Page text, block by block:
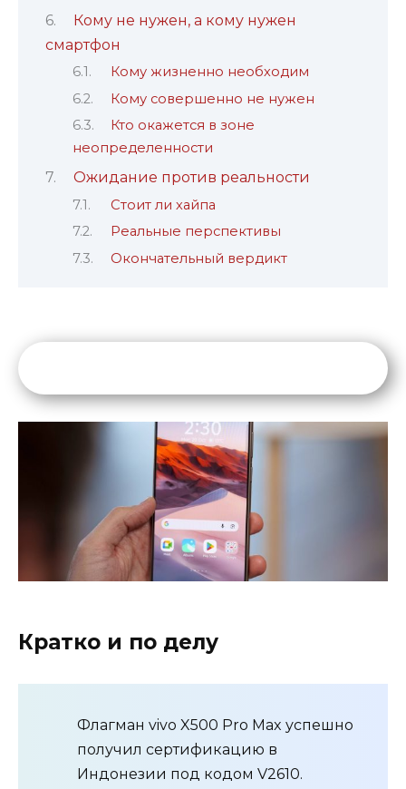
Кому не нужен, а кому нужен
смартфон
Кому жизненно необходим
Кому совершенно не нужен
Кто окажется в зоне
неопределенности
Ожидание против реальности
Стоит ли хайпа
Реальные перспективы
Окончательный вердикт
Кратко и по делу
Флагман vivo X500 Pro Max успешно
получил сертификацию в
Индонезии под кодом V2610.